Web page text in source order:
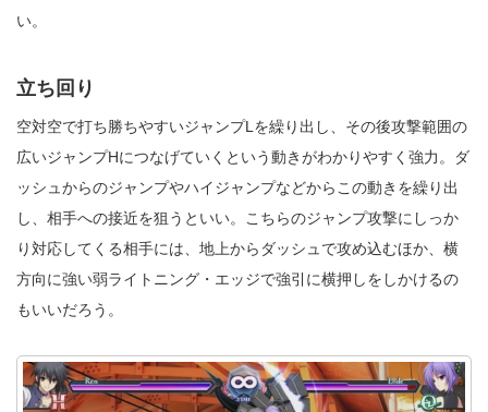
い。
立ち回り
空対空で打ち勝ちやすいジャンプLを繰り出し、その後攻撃範囲の
広いジャンプHにつなげていくという動きがわかりやすく強力。ダ
ッシュからのジャンプやハイジャンプなどからこの動きを繰り出
し、相手への接近を狙うといい。こちらのジャンプ攻撃にしっか
り対応してくる相手には、地上からダッシュで攻め込むほか、横
方向に強い弱ライトニング・エッジで強引に横押しをしかけるの
もいいだろう。